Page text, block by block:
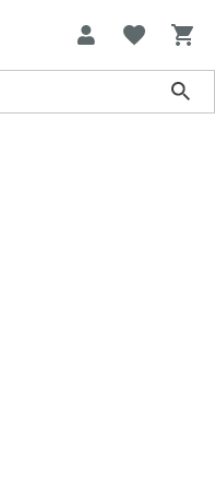
une tasse